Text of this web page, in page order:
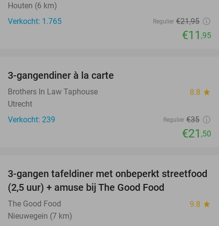
Houten (6 km)
Verkocht: 1.765
Regulier €21,95
€11 ,95
3-gangendiner à la carte
Brothers In Law Taphouse 8.8 star
Utrecht
Verkocht: 239
Regulier €35
€21 ,50
51%
3-gangen tafeldiner met onbeperkt streetfood
(2,5 uur) + amuse bij The Good Food
The Good Food 9.8 star
Nieuwegein (7 km)